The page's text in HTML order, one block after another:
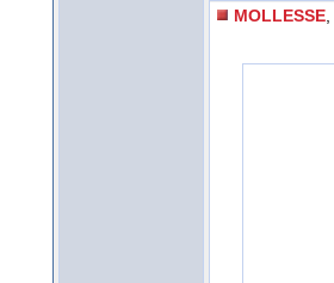
MOLLESSE